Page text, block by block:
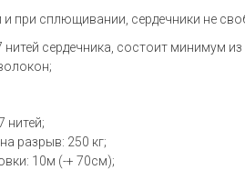
при сплющивании, сердечники не
нитей сердечника, состоит минимум
нитей;
разрыв: 250 кг;
10м (-+ 70см);